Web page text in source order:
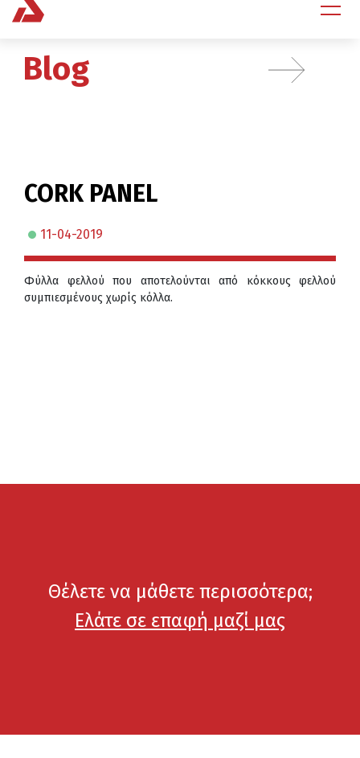
Blog
CORK PANEL
11-04-2019
Φύλλα φελλού που αποτελούνται από κόκκους φελλού
συμπιεσμένους χωρίς κόλλα.
Θέλετε να μάθετε περισσότερα;
Ελάτε σε επαφή μαζί μας